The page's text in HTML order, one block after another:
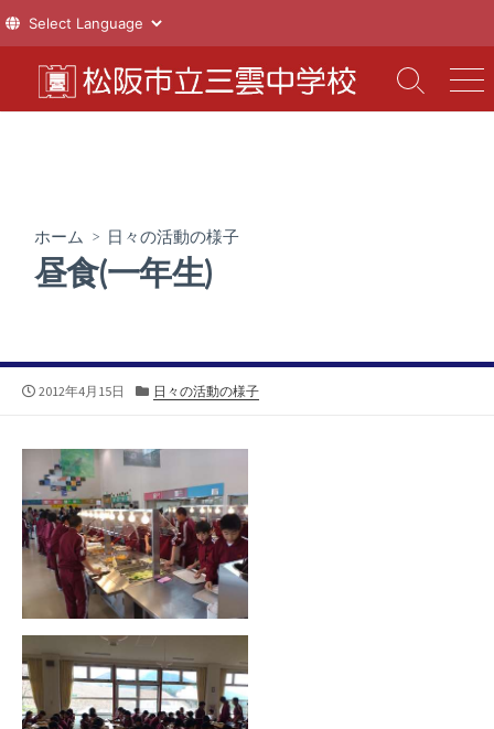
テ
検
索
メ
ニ
ホーム > 日々の活動の様子
昼食(一年生)
公
2012年4月15日
カ
リ
日々の活動の様子